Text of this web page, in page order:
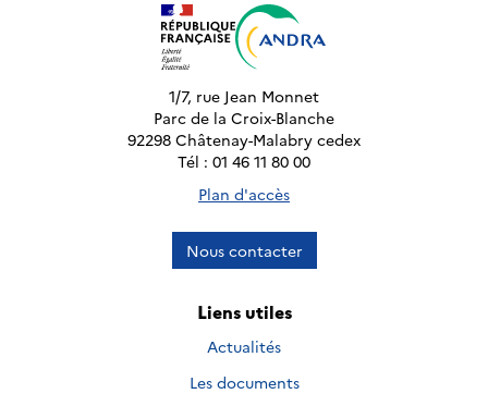
1/7, rue Jean Monnet
Parc de la Croix-Blanche
92298 Châtenay-Malabry cedex
Tél : 01 46 11 80 00
Plan d'accès
Nous contacter
Liens utiles
Actualités
Les documents